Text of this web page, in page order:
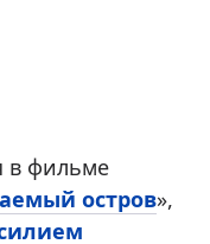
в фильме
остров»,